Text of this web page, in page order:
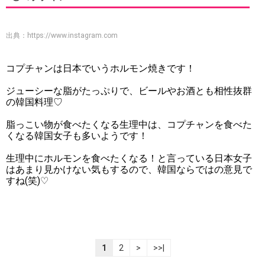
出典： https://www.instagram.com
コプチャンは日本でいうホルモン焼きです！
ジューシーな脂がたっぷりで、ビールやお酒とも相性抜群
の韓国料理♡
脂っこい物が食べたくなる生理中は、コプチャンを食べた
くなる韓国女子も多いようです！
生理中にホルモンを食べたくなる！と言っている日本女子
はあまり見かけない気もするので、韓国ならではの意見で
すね(笑)♡
1 2 > >>|